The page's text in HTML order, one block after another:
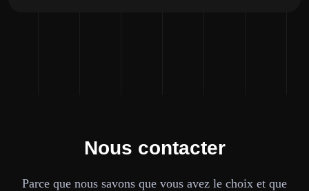
Nous contacter
Parce que nous savons que vous avez le choix et que